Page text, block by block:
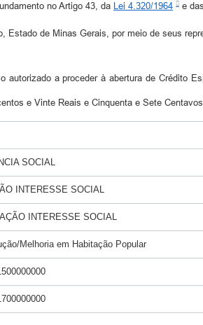
no Artigo 43, da Lei 4.320/1964 e
Estado de Minas Gerais, por meio de seus
autorizado a proceder à abertura de Crédito
e Vinte Reais e Cinquenta e Sete
SOCIAL
INTERESSE SOCIAL
INTERESSE SOCIAL
Melhoria em Habitação Popular